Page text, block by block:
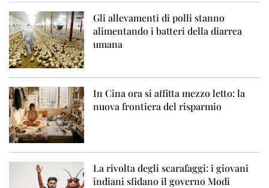
Gli allevamenti di polli stanno
alimentando i batteri della diarrea
umana
In Cina ora si affitta mezzo letto: la
nuova frontiera del risparmio
La rivolta degli scarafaggi: i giovani
indiani sfidano il governo Modi